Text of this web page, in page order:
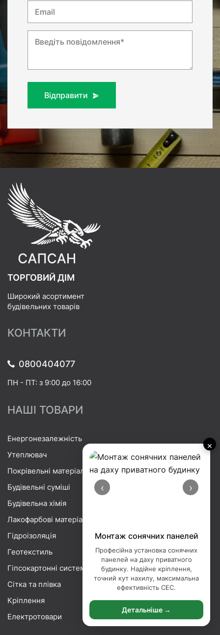
×
‹ ›
Монтаж сонячних панелей
Професійна установка сонячних
панелей на даху приватного
будинку. Надійне кріплення,
точний кут нахилу, максимальна
ефективність СЕС.
Детальніше →
Email
Введіть повідомлення*
Відправити
ТОРГОВИЙ ДІМ
Широкий асортимент
будівельних товарів
КОНТАКТИ
0800404077
ПН - ПТ: з 9:00 до 16:00
НАШІ ТОВАРИ
Енергонезалежність
Утеплювач
Покрівельні матеріали
Будівельні суміші
Будівельна хімія
Лакофарбові матеріали
Гідроізоляція
Геотекстиль
Гіпсокартонні системи
Сітка та плівка
Кріплення
Електротовари